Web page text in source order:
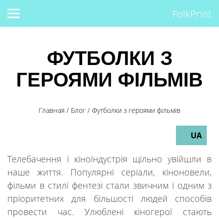
FolkPrint
ФУТБОЛКИ З
ГЕРОЯМИ ФІЛЬМІВ
Главная / Блог / Футболки з героями фільмів
UA
Телебачення і кіноіндустрія щільно увійшли в
наше життя. Популярні серіали, кіноновели,
фільми в стилі фентезі стали звичним і одним з
пріоритетних для більшості людей способів
провести час. Улюблені кіногерої стають